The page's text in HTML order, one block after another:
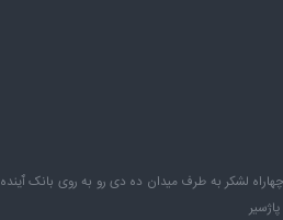
لشکر به طرف میدان ده دی رو به روی بانک ٱینده